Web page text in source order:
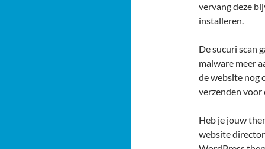
vervang deze
installeren.
De sucuri scan
malware meer
de website nog
verzenden voor
Heb je jouw
website